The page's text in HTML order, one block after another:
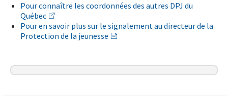
Pour connaître les coordonnées des autres DPJ du
Québec
Pour en savoir plus sur le signalement au directeur de la
Protection de la jeunesse